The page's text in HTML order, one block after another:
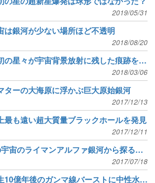
2019/05/31
は銀河が少ない場所ほど不透明
2018/08/20
宇宙最初の星々が宇宙背景放射に残した痕跡を初検出
2018/03/06
ターの大海原に浮かぶ巨大原始銀河
2017/12/13
最も遠い超大質量ブラックホールを発見
2017/12/11
8億歳の宇宙のライマンアルファ銀河から探る宇宙再電離
2017/07/18
宇宙誕生10億年後のガンマ線バーストに中性水素の痕跡